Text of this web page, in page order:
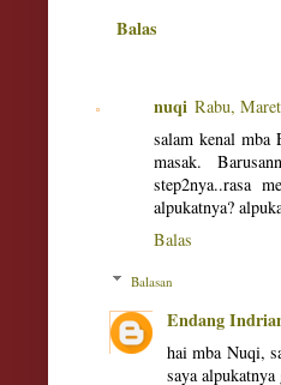
Balas
nuqi Rabu,
salam kenal mba
masak.
step2nya..rasa
alpukatnya?
Balas
Balasan
Endang
hai mba Nuqi,
saya